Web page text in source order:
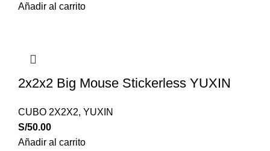
Añadir al carrito
2x2x2 Big Mouse Stickerless YUXIN
CUBO 2X2X2, YUXIN
S/50.00
Añadir al carrito